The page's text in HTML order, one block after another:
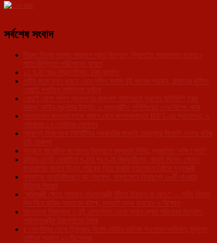
সর্বশেষ সংবাদ
বিদ্যুৎ বিলের সমস্যা সমাধানে দ্রুত উদ্যোগ, প্রিপেইড গ্রাহকদের বকেয়া ৬
মাসে কিস্তিতে পরিশোধের সুযোগ
১২ ঘণ্টা পরও বিদ্যুৎহীনতা, চরম দুর্ভোগ
গভীর জলে স্নান করতে নেমে সলিল সমাধি দুই কলেজ পড়ুয়ার, রবিবারের ছুটিতে
খোয়াই ধলাবিলে মর্মান্তিক দুর্ঘটনা
খোয়াই জেলা পুলিশ প্রশাসনের কাজকর্ম পর্যালোচনা করলেন আইজিপি ইপ্পর
মাঞ্চক; আইন-শৃঙ্খলার উন্নতি ও প্রঅ্যাক্টিভ পুলিশিংয়ের ওপর বিশেষ জোর
আগরতলার জনসমাবেশকে সামনে রেখে জগবন্ধুপাড়ায় IPFT-এর প্রচারসভা, ৭
পরিবারের ১৭ ভোটারের যোগদান
প্রকাশ্য দিবালোকে সিসিটিভির নজরদারির মধ্যেই গন্ডাছড়ায় বিজেপি নেতার বাইক
চুরি, চাঞ্চল্য
সাব্রুমে সাংবাদিক সংগঠনের উদ্যোগে রক্তদান শিবির, প্রকাশিত ‘দক্ষিণ বার্তা’
রবিবার এলেই খোয়াইয়ে ঘণ্টার পর ঘণ্টা বিদ্যুৎহীনতা, বাড়তি বিলেও ক্ষোভ!
জনরোষের আবহে বিদ্যুৎ পরিষেবা নিয়ে জরুরি পর্যালোচনা বৈঠকে মুখ্যমন্ত্রী
কৃষকদের আধুনিকীকরণে বড় পদক্ষেপ, কল্যাণপুরে বিনামূল্যে ৩৮টি পাওয়ার
উইডার বিতরণ
‘কৃষিমন্ত্রী ক্ষেতে নামছেন, বিদ্যুৎমন্ত্রী খুঁটিতে উঠছেন না কেন?’— বর্ধিত বিদ্যুৎ
বিল নিয়ে মানিক সরকারের কটাক্ষ, মনুঘাটে সড়ক অবরোধ ও বিক্ষোভ
আগরতলা বিমানবন্দর ও দুই রেলস্টেশন থেকে অ্যাপ-ক্যাব পরিষেবার উদ্যোগ,
পরিবহনমন্ত্রীর উচ্চপর্যায়ের বৈঠক
৫ সেপ্টেম্বর থেকে ত্রিপুরায় বিশেষ ভোটার তালিকা সংশোধন অভিযান, চূড়ান্ত
তালিকা প্রকাশ ২৩ ডিসেম্বর